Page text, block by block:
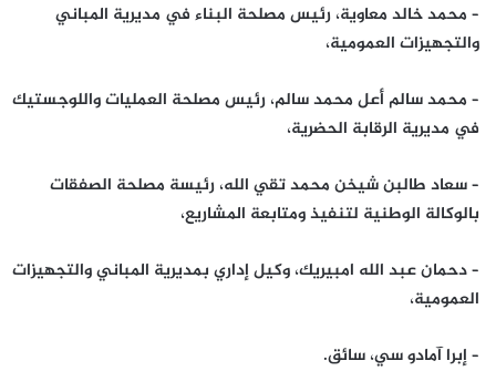
– محمد خالد معاوية، رئيس مصلحة البناء في مديرية المباني
والتجهيزات العمومية،
– محمد سالم أعل محمد سالم، رئيس مصلحة العمليات واللوجستيك
في مديرية الرقابة الحضرية،
– سعاد طالبن شيخن محمد تقي الله، رئيسة مصلحة الصفقات
بالوكالة الوطنية لتنفيذ ومتابعة المشاريع،
– دحمان عبد الله امبيريك، وكيل إداري بمديرية المباني والتجهيزات
العمومية،
– إبرا آمادو سي، سائق.